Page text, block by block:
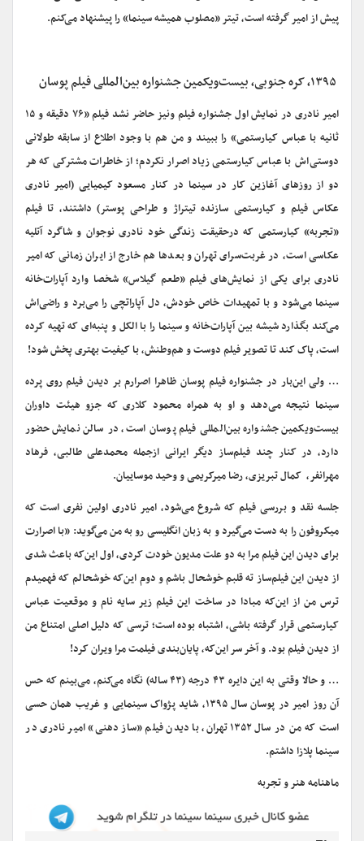
پیش از امیر گرفته است، تیتر «مصلوب همیشه سینما» را پیشنهاد می‌کنم.
ویکمین جشنواره بینالمللی فیلم پوسان
امیر نادری در نمایش اول جشنواره فیلم ونیز حاضر نشد فیلم «۷۶ دقیقه و ۱۵
ثانیه با عباس کیارستمی» را ببیند و من هم با وجود اطلاع از سابقه طولانی
دوستی‌اش با عباس کیارستمی زیاد اصرار نکردم؛ از خاطرات مشترکی که هر
دو از روزهای آغازین کار در سینما در کنار مسعود کیمیایی (امیر نادری
عکاس فیلم و کیارستمی سازنده تیتراژ و طراحی پوستر) داشتند، تا فیلم
«تجربه» کیارستمی که درحقیقت زندگی خود نادری نوجوان و شاگرد آتلیه
عکاسی است، در غربت‌سرای تهران و بعدها هم خارج از ایران زمانی که امیر
نادری برای یکی از نمایش‌های فیلم «طعم گیلاس» شخصا وارد آپارات‌خانه
سینما می‌شود و با تمهیدات خاص خودش، دل آپاراتچی را می‌برد و راضی‌اش
می‌کند بگذارد شیشه بین آپارات‌خانه و سینما را با الکل و پنبه‌ای که تهیه کرده
است، پاک کند تا تصویر فیلم دوست و هم‌وطنش، با کیفیت بهتری پخش شود!
… ولی این‌بار در جشنواره فیلم پوسان ظاهرا اصرارم بر دیدن فیلم روی پرده
سینما نتیجه می‌دهد و او به همراه محمود کلاری که جزو هیئت داوران
بیست‌ویکمین جشنواره بین‌المللی فیلم پوسان است، در سالن نمایش حضور
دارد، در کنار چند فیلم‌ساز دیگر ایرانی ازجمله محمدعلی طالبی، فرهاد
مهرانفر، کمال تبریزی، رضا میرکریمی و وحید موساییان.
جلسه نقد و بررسی فیلم که شروع می‌شود، امیر نادری اولین نفری است که
میکروفون را به دست می‌گیرد و به زبان انگلیسی رو به من می‌گوید: «با اصرارت
برای دیدن این فیلم مرا به دو علت مدیون خودت کردی، اول این‌که باعث شدی
از دیدن این فیلم‌ساز ته قلبم خوشحال باشم و دوم این‌که خوشحالم که فهمیدم
ترس من از این‌که مبادا در ساخت این فیلم زیر سایه نام و موقعیت عباس
کیارستمی قرار گرفته باشی، اشتباه بوده است؛ ترسی که دلیل اصلی امتناع من
از دیدن فیلم بود. و آخر سر این‌که، پایان‌بندی فیلمت مرا ویران کرد!
… و حالا وقتی به این دایره ۴۳ درجه (۴۳ ساله) نگاه می‌کنم، می‌بینم که حس
آن‌ روز امیر در پوسان سال ۱۳۹۵، شاید پژواک سینمایی و غریب همان حسی
است که من در سال ۱۳۵۲ تهران، با دیدن فیلم «ساز دهنی» امیر نادری در
سینما پلازا داشتم.
ماهنامه هنر و تجربه